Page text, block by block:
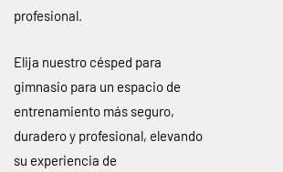
profesional.
Elija nuestro césped para
gimnasio para un espacio de
entrenamiento más seguro,
duradero y profesional, elevando
su experiencia de